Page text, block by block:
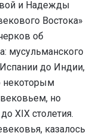
и Надежды
Востока»
об
мусульманского
до Индии,
некоторым
но
XIX столетия.
казалось